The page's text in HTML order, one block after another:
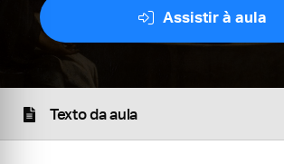
Assistir à aula
Texto da aula